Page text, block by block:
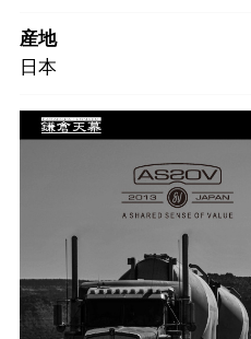
産地
日本